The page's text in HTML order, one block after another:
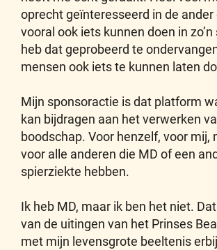
oprecht geïnteresseerd in de ander
vooral ook iets kunnen doen in
heb dat geprobeerd te
mensen ook iets te kunnen laten
Mijn sponsoractie is dat platform
kan bijdragen aan het verwerken
boodschap. Voor henzelf, voor mij,
voor alle anderen die MD of een
spierziekte hebben.
Ik heb MD, maar ik ben het niet.
van de uitingen van het Prinses
met mijn levensgrote beeltenis